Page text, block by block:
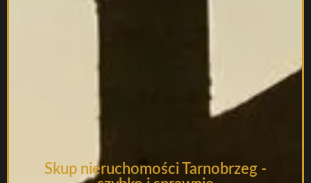
Skup nieruchomości Tarnobrzeg -